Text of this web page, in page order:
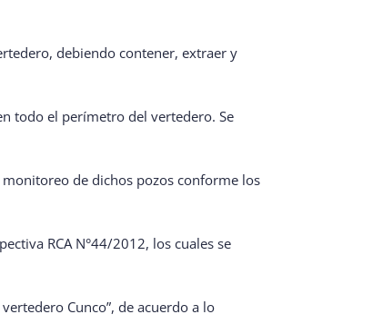
debiendo contener, extraer y
todo el perímetro del vertedero. Se
de dichos pozos conforme los
RCA N°44/2012, los cuales se
Cunco”, de acuerdo a lo